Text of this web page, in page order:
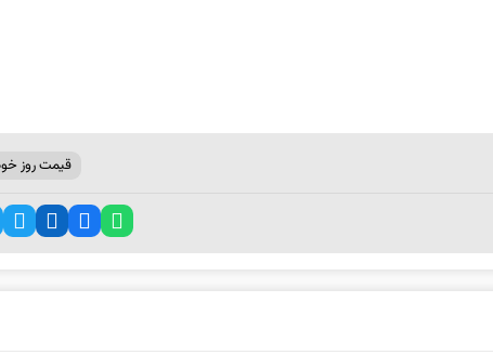
قیمت روز